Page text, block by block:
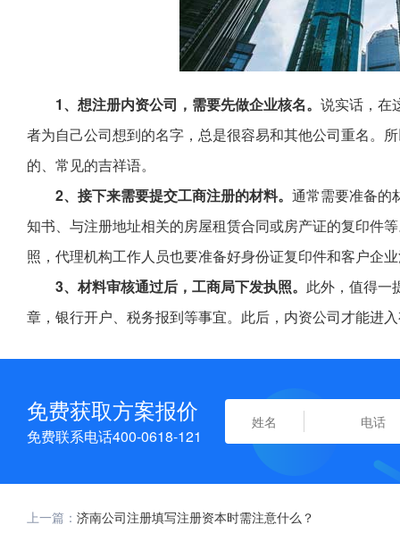
1、想注册内资公司，需要先做企业核名。 说实话，在
者为自己公司想到的名字，总是很容易和其他公司重名。
的、常见的吉祥语。
2、接下来需要提交工商注册的材料。 通常需要准备的
知书、与注册地址相关的房屋租赁合同或房产证的复印件
照，代理机构工作人员也要准备好身份证复印件和客户企
3、材料审核通过后，工商局下发执照。 此外，值得一
章，银行开户、税务报到等事宜。此后，内资公司才能进
免费获取方案报价
免费联系电话400-0618-121
上一篇： 济南公司注册填写注册资本时需注意什么？